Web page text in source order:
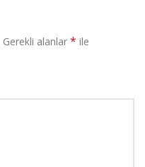
Gerekli alanlar * ile